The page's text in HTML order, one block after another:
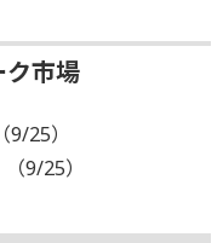
ク市場
25）
9/25）